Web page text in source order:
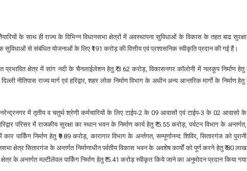
के साथ ही राज्य के विभिन्न विधानसभा क्षेत्रों में अवस्थापना सुविधाओं के विकास के तहत बाढ सुरक्षा
सुविधाओं से संबंधित योजनाओं के लिए ₹191 करोड़ की वित्तीय एवं प्रशासनिक स्वीकृति प्रदान की गई हैं।
क्षेत्र में सांग नदी के चैनलाईलेशन हेतु ₹ 3.62 करोड़, विकासनगर कॉलोनी में नलकूप निर्माण हेतु ₹
नीतिपास राज्य मार्ग एवं हरिद्वार, शहर लोक निर्माण विभाग के अधीन अन्य आन्तरिक मार्गाे के निर्माण हेतु ₹
नरेन्द्रनगर में तृतीय व चतुर्थ श्रेणी कर्मचारियों के लिए टाईप-2 के 09 आवासों एवं टाईप-3 के 02 आवासो के
परिसर में राजकीय सुरक्षा का स्थान भवन के निर्माण कार्य हेतु ₹ 5.55 करोड़, पर्यटन विभाग के अन्तर्गत,
निर्माण हेतु ₹9.89 करोड़, कारागार विभाग के अर्न्तगत, सम्पूर्णानन्द शिविर, सितारगंज को पुरानी
क्षेत्र सितारगंज के अन्तर्गत निर्माणाधीन पर्वतीय विकास भवन के अवशेष कार्यों को पूर्ण करने हेतु ₹ 80 लाख
के अन्तर्गत मल्टीलेवल पार्किंग निर्माण हेतु ₹ 5.41 करोड़ स्वीकृत किये जाने का अनुमोदन प्रदान किया गया